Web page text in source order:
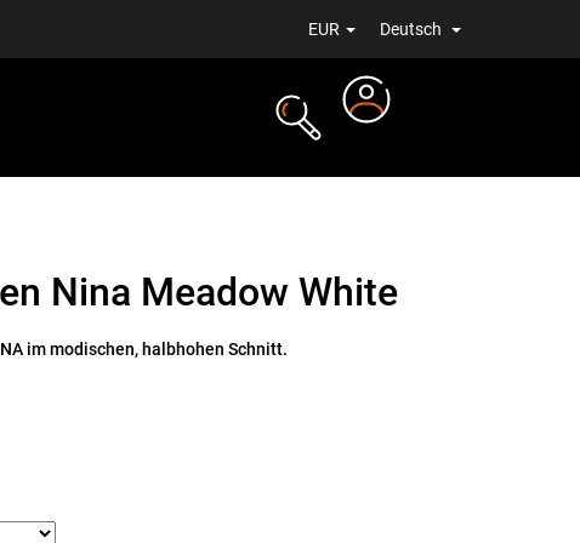
EUR Deutsch
Nina Meadow White
im modischen, halbhohen Schnitt.